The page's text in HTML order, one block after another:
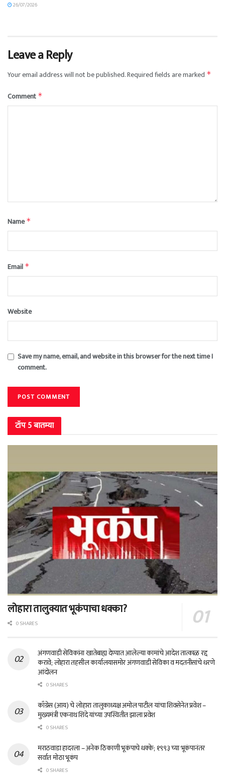
26/07/2026
Leave a Reply
Your email address will not be published.Required fields are marked *
Comment *
Name*
Email *
Website
Save my name, email, and website in this browser for the next time I
comment.
टॉप 5 बातम्या
लोहारा तालुक्यात भूकंपाचा धक्का?
0 SHARES
अंगणवाडी सेविकांना खातेबाह्य देण्यात आलेल्या कामांचे आदेश तात्काळ रद्द
करावे; लोहारा तहसील कार्यालयासमोर अंगणवाडी सेविका व मदतनीसांचे धरणे
आंदोलन
0 SHARES
काँग्रेस (आय) चे लोहारा तालुकाध्यक्ष अमोल पाटील यांचा शिवसेनेत प्रवेश –
मुख्यमंत्री एकनाथ शिंदे यांच्या उपस्थितीत झाला प्रवेश
0 SHARES
मराठवाडा हादरला – अनेक ठिकाणी भूकंपाचे धक्के; १९९३ च्या भूकंपानंतर
सर्वात मोठा भूकंप
0 SHARES